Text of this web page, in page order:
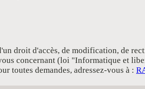
droit d'accès, de modification, de
concernant (loi "Informatique et
toutes demandes, adressez-vous à :